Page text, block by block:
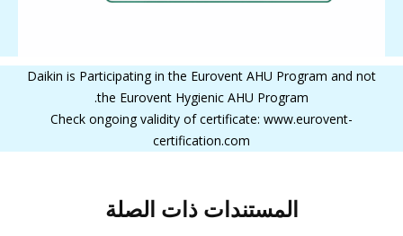
Daikin is Participating in the Eurovent AHU Program and not
the Eurovent Hygienic AHU Program.
Check ongoing validity of certificate: www.eurovent-
certification.com
المستندات ذات الصلة